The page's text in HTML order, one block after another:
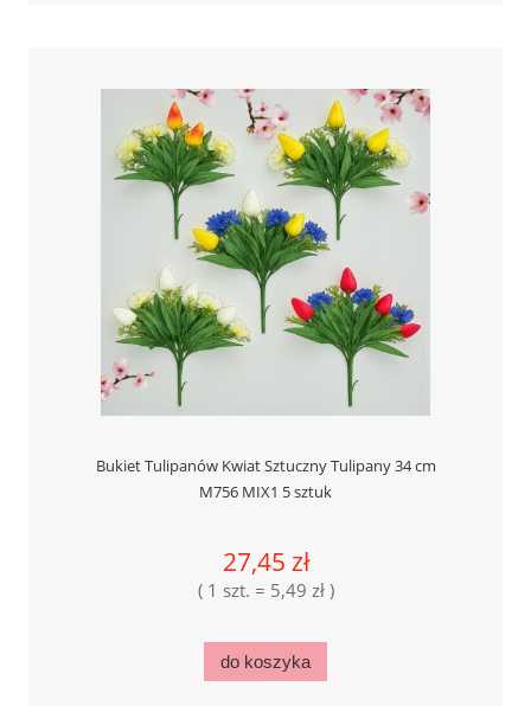
Bukiet Tulipanów Kwiat Sztuczny Tulipany 34 cm
M756 MIX1 5 sztuk
27,45 zł
( 1 szt. = 5,49 zł )
do koszyka